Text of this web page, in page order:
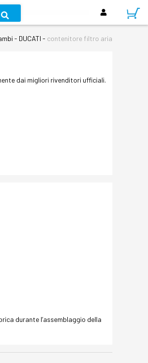
- DUCATI - contenitore filtro aria
dai migliori rivenditori ufficiali.
durante l’assemblaggio della